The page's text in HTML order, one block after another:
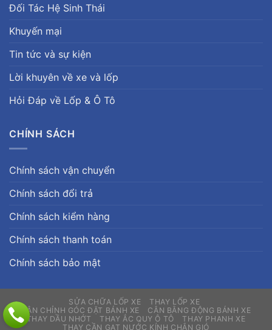
Đối Tác Hệ Sinh Thái
Khuyến mại
Tin tức và sự kiện
Lời khuyên về xe và lốp
Hỏi Đáp về Lốp & Ô Tô
CHÍNH SÁCH
Chính sách vận chuyển
Chính sách đổi trả
Chính sách kiểm hàng
Chính sách thanh toán
Chính sách bảo mật
SỬA CHỮA LỐP XE
THAY LỐP XE
CÂN CHỈNH GÓC ĐẶT BÁNH XE
CÂN BẰNG ĐỘNG BÁNH XE
THAY DẦU NHỚT
THAY ẮC QUY Ô TÔ
THAY PHANH XE
THAY CẦN GẠT NƯỚC KÍNH CHẮN GIÓ